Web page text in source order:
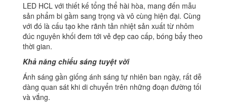
LED HCL với thiết kế tổng thể hài hòa, mang đến mẫu
sản phẩm bi gầm sang trọng và vô cùng hiện đại. Cùng
với đó là cấu tạo khe rãnh tản nhiệt sản xuất từ nhôm
đúc nguyên khối đem tới vẻ đẹp cao cấp, bóng bẩy theo
thời gian.
Khả năng chiếu sáng tuyệt vời
Ánh sáng gần giống ánh sáng tự nhiên ban ngày, rất dễ
dàng quan sát khi di chuyển trên những đoạn đường tối
và vắng.